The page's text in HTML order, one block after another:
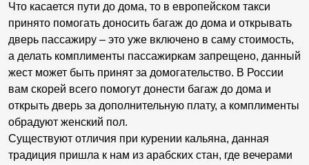
Что касается пути до дома, то в европейском такси
принято помогать доносить багаж до дома и открывать
дверь пассажиру – это уже включено в саму стоимость,
а делать комплименты пассажиркам запрещено, данный
жест может быть принят за домогательство. В России
вам скорей всего помогут донести багаж до дома и
открыть дверь за дополнительную плату, а комплименты
обрадуют женский пол.
Существуют отличия при курении кальяна, данная
традиция пришла к нам из арабских стан, где вечерами